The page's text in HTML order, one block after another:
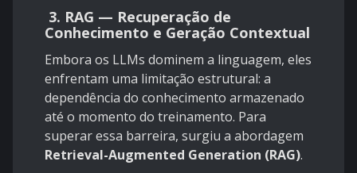
3. RAG — Recuperação de
Conhecimento e Geração Contextual
Embora os LLMs dominem a linguagem, eles
enfrentam uma limitação estrutural: a
dependência do conhecimento armazenado
até o momento do treinamento. Para
superar essa barreira, surgiu a abordagem
Retrieval-Augmented Generation (RAG).